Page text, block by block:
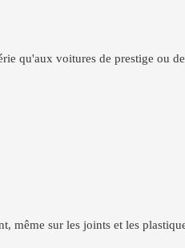
qu'aux voitures de prestige ou
même sur les joints et les